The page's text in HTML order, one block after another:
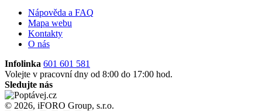
Nápověda a FAQ
Mapa webu
Kontakty
O nás
Infolinka 601 601 581
Volejte v pracovní dny od 8:00 do 17:00 hod.
Sledujte nás
© 2026, iFORO Group, s.r.o.